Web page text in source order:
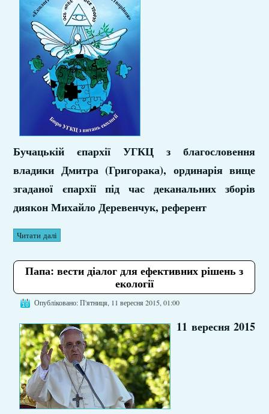
Бучацькій єпархії УГКЦ з благословення
владики Дмитра (Григорака), ординарія вище
згаданої єпархії під час деканальних зборів
диякон Михайло Деревенчук, референт
Читати далі
Папа: вести діалог для ефективних рішень з
екології
Опубліковано: П'ятниця, 11 вересня 2015, 01:00
11 вересня 2015